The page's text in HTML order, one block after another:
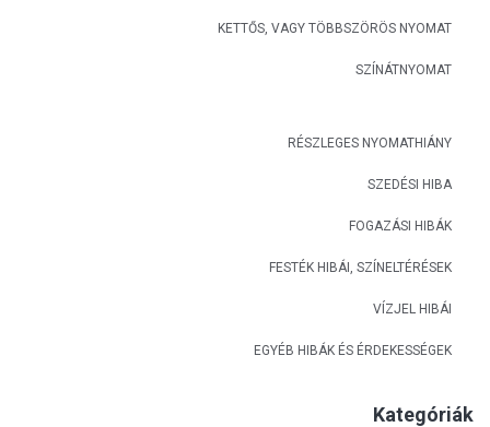
KETTŐS, VAGY TÖBBSZÖRÖS NYOMAT
SZÍNÁTNYOMAT
RÉSZLEGES NYOMATHIÁNY
SZEDÉSI HIBA
FOGAZÁSI HIBÁK
FESTÉK HIBÁI, SZÍNELTÉRÉSEK
VÍZJEL HIBÁI
EGYÉB HIBÁK ÉS ÉRDEKESSÉGEK
Kategóriák